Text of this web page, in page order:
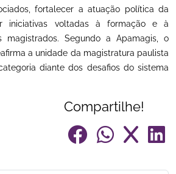
fortalecer a atuação política da
iniciativas voltadas à formação e à
magistrados. Segundo a Apamagis, o
a unidade da magistratura paulista
diante dos desafios do sistema
Compartilhe!